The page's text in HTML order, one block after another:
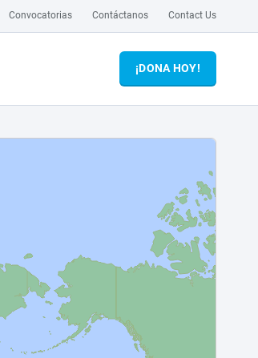
Convocatorias Contáctanos Contact Us
¡DONA HOY!